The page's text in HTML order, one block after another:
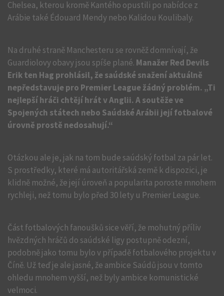
Chelsea, kterou kromě Kantého opustili po nabídce z
Arábie také Édouard Mendy nebo Kalidou Koulibaly.
Na druhé straně Manchesteru se rovněž domnívají, že
Guardiolovy obavy jsou spíše plané. Manažer Red Devils
Erik ten Hag prohlásil, že saúdské snažení aktuálně
nepředstavuje pro Premier League žádný problém. „Ti
nejlepší hráči chtějí hrát v Anglii. A soutěže ve
Spojených státech nebo Saúdské Arábii její fotbalové
úrovně prostě nedosahují.“
Otázkou ale je, jak na tom bude saúdský fotbal za pár let.
S prostředky, které má autoritářská země k dispozici, je
klidně možné, že její úroveň a popularita poroste mnohem
rychleji, než tomu bylo před 30 lety u Premier League.
Část fotbalových fanoušků sice věří, že mohutný příliv
hvězdných hráčů do saúdské ligy postupně odezní,
podobně jako tomu bylo v případě fotbalového projektu v
Číně. Už teď je ale jasné, že ambice Saúdů jsou v tomto
ohledu mnohem vyšší, než byly ambice komunistické
velmoci.